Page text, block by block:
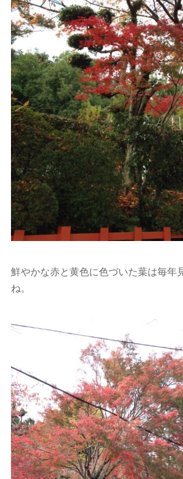
鮮やかな赤と黄色に色づいた葉は毎年
ね。